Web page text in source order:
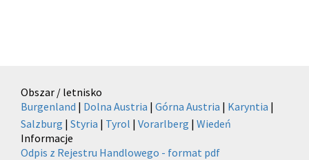
Obszar / letnisko
Burgenland | Dolna Austria | Górna Austria | Karyntia |
Salzburg | Styria | Tyrol | Vorarlberg | Wiedeń
Informacje
Odpis z Rejestru Handlowego - format pdf